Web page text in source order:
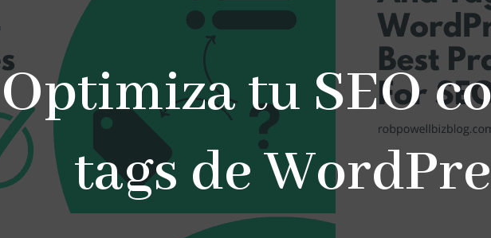
Optimiza tu SEO
tags de